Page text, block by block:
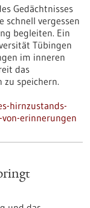
Gedächtnisses
schnell vergessen
begleiten. Ein
Tübingen
im inneren
das
speichern.
hirnzustands-
erinnerungen